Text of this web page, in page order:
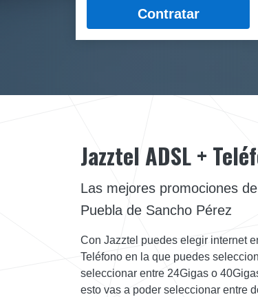
Contratar
Jazztel ADSL +
Las mejores promociones
Puebla de Sancho Pérez
Con Jazztel puedes elegir internet
Teléfono en la que puedes
seleccionar entre 24Gigas o
esto vas a poder seleccionar entre